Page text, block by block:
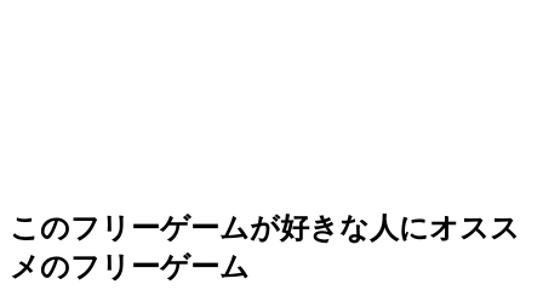
このフリーゲームが好きな人にオスス
メのフリーゲーム